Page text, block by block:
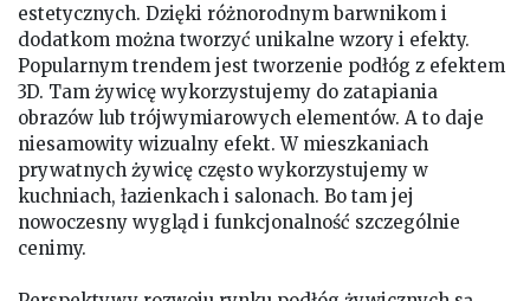
estetycznych. Dzięki różnorodnym barwnikom i
dodatkom można tworzyć unikalne wzory i efekty.
Popularnym trendem jest tworzenie podłóg z efektem
3D. Tam żywicę wykorzystujemy do zatapiania
obrazów lub trójwymiarowych elementów. A to daje
niesamowity wizualny efekt. W mieszkaniach
prywatnych żywicę często wykorzystujemy w
kuchniach, łazienkach i salonach. Bo tam jej
nowoczesny wygląd i funkcjonalność szczególnie
cenimy.